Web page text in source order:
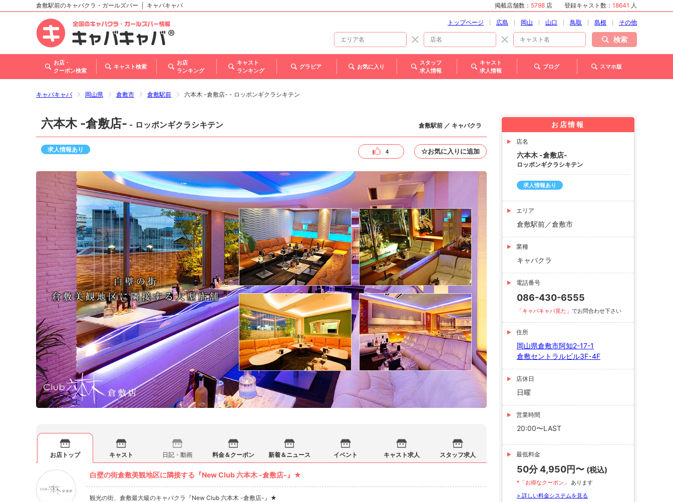
北海道
東北
甲信越・北陸
関西
倉敷駅前のキャバクラ・ガールズバー キャバキャバ 掲載店舗数： 5798 店 登録キャスト数： 18641 人
トップページ 広島 岡山 山口 鳥取 島根 その他
検索
お店・
クーポン検索
キャスト検索
お店
ランキング
キャスト
ランキング
グラビア お気に入り
スタッフ
求人情報
キャスト
求人情報
ブログ スマホ版
キャバキャバ 岡山県 倉敷市 倉敷駅前 六本木 -倉敷店- - ロッポンギクラシキテン
六本木 -倉敷店- - ロッポンギクラシキテン 倉敷駅前 ／ キャバクラ
求人情報あり 4 ☆お気に入りに追加
お店トップ キャスト 日記・動画 料金＆クーポン 新着＆ニュース イベント キャスト求人 スタッフ求人
白壁の街倉敷美観地区に隣接する『New Club 六本木 -倉敷店-』★
観光の街、倉敷最大級のキャバクラ『New Club 六本木 -倉敷店-』★
お店情報
店名
六本木 -倉敷店-
ロッポンギクラシキテン
求人情報あり
エリア
倉敷駅前／倉敷市
業種
キャバクラ
電話番号
086-430-6555
「キャバキャバ見た」 でお問合わせ下さい
住所
岡山県倉敷市阿知2-17-1
倉敷セントラルビル3F･4F
店休日
日曜
営業時間
20:00〜LAST
最低料金
50分 4,950円〜 (税込)
*「お得なクーポン」 あります
> 詳しい料金システムを見る